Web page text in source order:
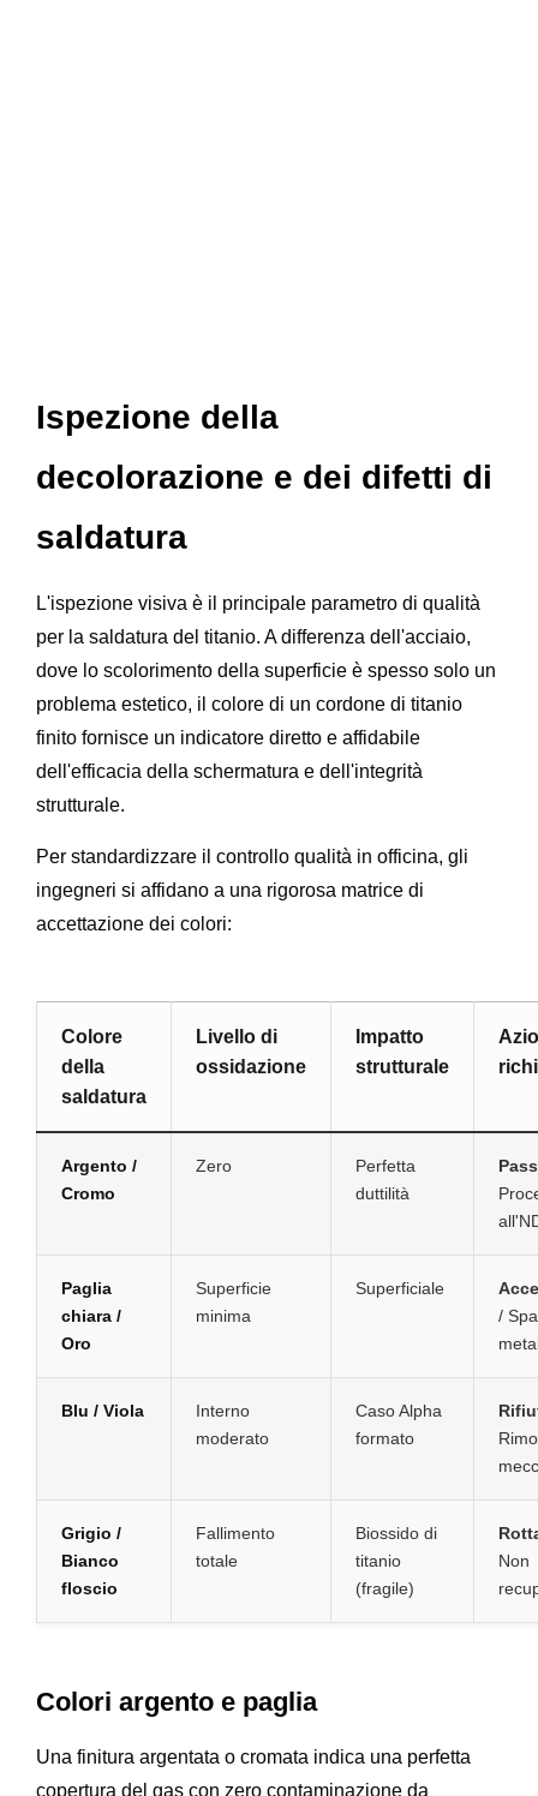
Ispezione della
decolorazione e dei difetti di
saldatura
L'ispezione visiva è il principale parametro di qualità
per la saldatura del titanio. A differenza dell'acciaio,
dove lo scolorimento della superficie è spesso solo un
problema estetico, il colore di un cordone di titanio
finito fornisce un indicatore diretto e affidabile
dell'efficacia della schermatura e dell'integrità
strutturale.
Per standardizzare il controllo qualità in officina, gli
ingegneri si affidano a una rigorosa matrice di
accettazione dei colori:
Colore
della
saldatura
Livello di
ossidazione
Impatto
strutturale
Argento /
Cromo
Zero
Perfetta
duttilità
Paglia
chiara /
Oro
Superficie
minima
Superficiale
/
Blu / Viola
Interno
moderato
Caso Alpha
formato
Grigio /
Bianco
floscio
Fallimento
totale
Biossido di
titanio
(fragile)
Non
Colori argento e paglia
Una finitura argentata o cromata indica una perfetta
copertura del gas con zero contaminazione da